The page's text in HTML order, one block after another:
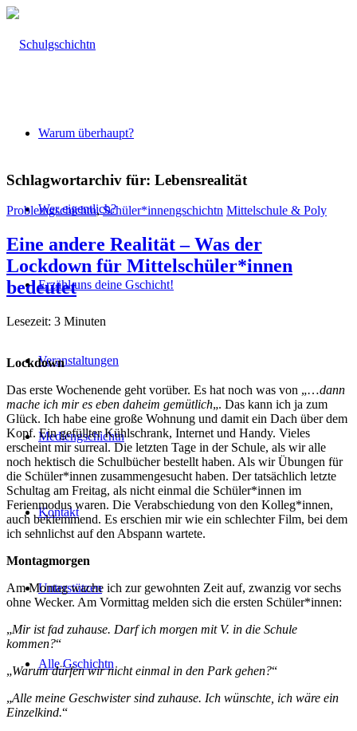
Warum überhaupt?
Wer eigentlich?
Erzähl uns deine Gschicht!
Veranstaltungen
Mediengschichtn
Kontakt
Unterstützen
Alle Gschichtn
Schlagwortarchiv für: Lebensrealität
Problemgschichtn,Schüler*innengschichtn Mittelschule & Poly
Eine andere Realität – Was der
Lockdown für Mittelschüler*innen
bedeutet
Lesezeit: 3 Minuten
Lockdown
Das erste Wochenende geht vorüber. Es hat noch was von „…dann
mache ich mir es eben daheim gemütlich„. Das kann ich ja zum
Glück. Ich habe eine große Wohnung und damit ein Dach über dem
Kopf. Ein gefüllter Kühlschrank, Internet und Handy. Vieles
erscheint mir surreal. Die letzten Tage in der Schule, als wir alle
noch hektisch die Schulbücher bestellt haben. Als wir Übungen für
die Schüler*innen zusammengesucht haben. Der tatsächlich letzte
Schultag am Freitag, als nicht einmal die Schüler*innen im
Ferienmodus waren. Die Verabschiedung von den Kolleg*innen,
auch beklemmend. Es erschien mir wie ein schlechter Film, bei dem
ich sehnlichst auf den Abspann wartete.
Montagmorgen
Am Montag wache ich zur gewohnten Zeit auf, zwanzig vor sechs
ohne Wecker. Am Vormittag melden sich die ersten Schüler*innen:
„Mir ist fad zuhause. Darf ich morgen mit V. in die Schule
kommen?“
„Warum dürfen wir nicht einmal in den Park gehen?“
„Alle meine Geschwister sind zuhause. Ich wünschte, ich wäre ein
Einzelkind.“